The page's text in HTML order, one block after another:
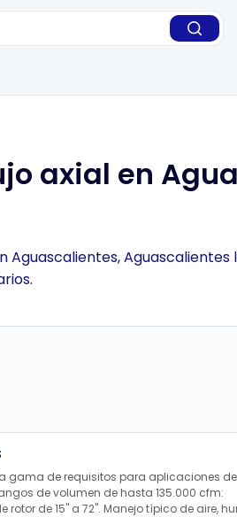
axial en
gama de requisitos para aplicaciones de
de volumen de hasta 135.000 cfm:
de 15" a 72". Manejo típico de aire,